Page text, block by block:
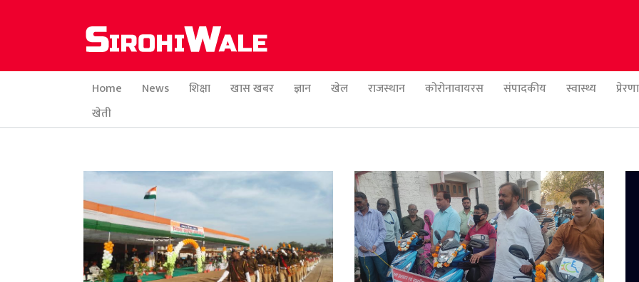
Home News शिक्षा खास खबर ज्ञान खेल राजस्थान कोरोनावायरस संपादकीय स्वास्थ्य
खेती